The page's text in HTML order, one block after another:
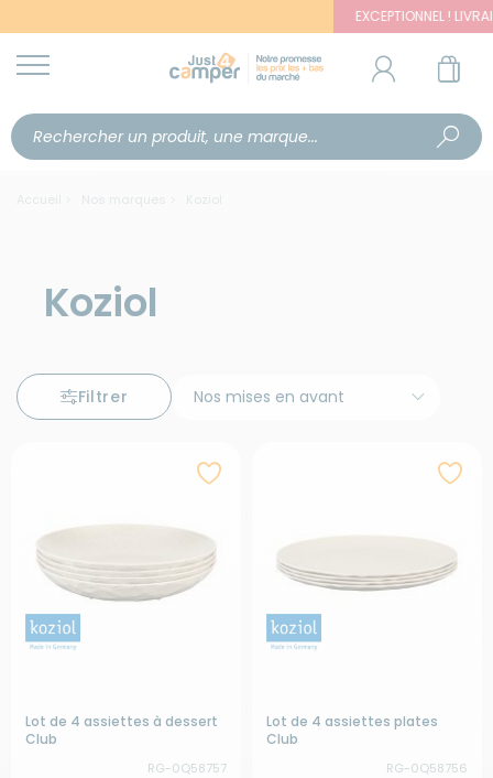
EXCEPTIONNEL ! LIVRAISON
Accueil Nos marques Koziol
Koziol
Filtrer
Lot de 4 assiettes à dessert
Club
RG-0Q58757
Lot de 4 assiettes plates
Club
RG-0Q58756